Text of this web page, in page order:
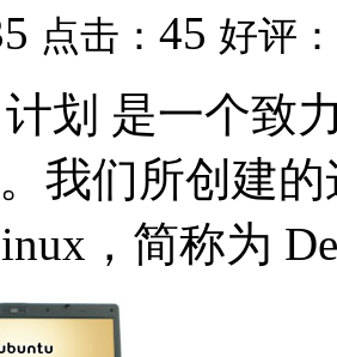
点击： 45 好评：
计划 是一个致
我们所创建
，简称为